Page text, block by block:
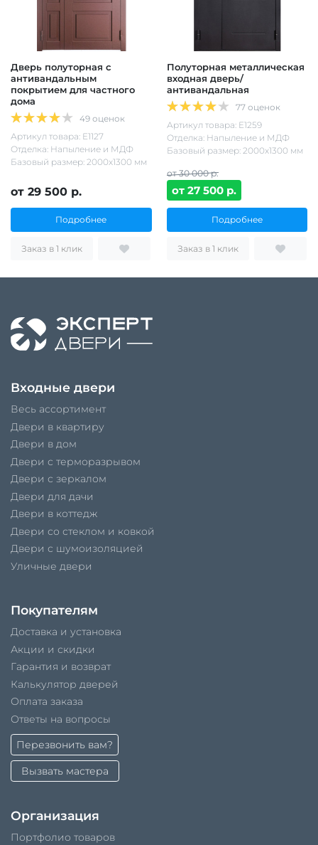
Дверь полуторная с
антивандальным
покрытием для частного
дома
49 оценок
Артикул товара: Е1127
Отделка: Напыление и МДФ
Базовый размер: 2000х1300 мм
от 29 500 р.
Подробнее
Заказ в 1 клик
Полуторная металлическая
входная дверь/
антивандальная
77 оценок
Артикул товара: Е1259
Отделка: Напыление и МДФ
Базовый размер: 2000х1300 мм
от 30 000 р.
от 27 500 р.
Подробнее
Заказ в 1 клик
Входные двери
Весь ассортимент
Двери в квартиру
Двери в дом
Двери с терморазрывом
Двери с зеркалом
Двери для дачи
Двери в коттедж
Двери со стеклом и ковкой
Двери с шумоизоляцией
Уличные двери
Покупателям
Доставка и установка
Акции и скидки
Гарантия и возврат
Калькулятор дверей
Оплата заказа
Ответы на вопросы
Перезвонить вам?
Вызвать мастера
Организация
Портфолио товаров